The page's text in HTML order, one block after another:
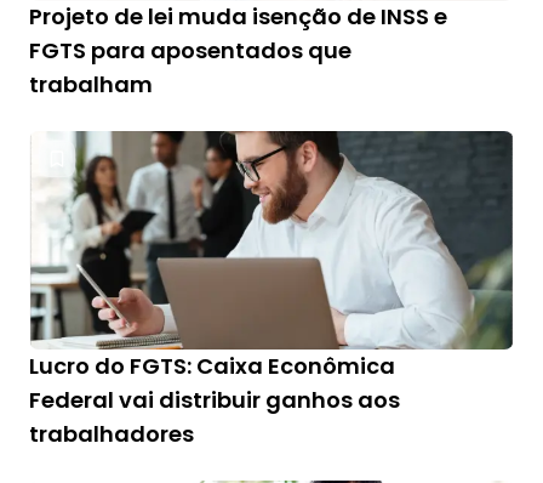
Projeto de lei muda isenção de INSS e
FGTS para aposentados que
trabalham
Lucro do FGTS: Caixa Econômica
Federal vai distribuir ganhos aos
trabalhadores